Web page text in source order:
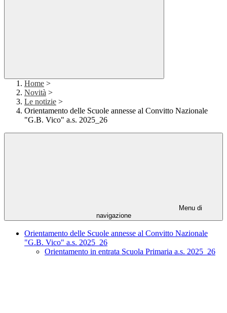
Home >
Novità >
Le notizie >
Orientamento delle Scuole annesse al Convitto Nazionale
"G.B. Vico" a.s. 2025_26
Menu di
navigazione
Orientamento delle Scuole annesse al Convitto Nazionale
"G.B. Vico" a.s. 2025_26
Orientamento in entrata Scuola Primaria a.s. 2025_26